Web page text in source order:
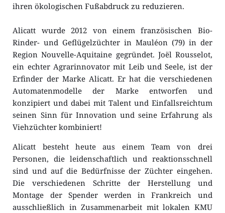
ihren ökologischen Fußabdruck zu reduzieren.
Alicatt wurde 2012 von einem französischen Bio-
Rinder- und Geflügelzüchter in Mauléon (79) in der
Region Nouvelle-Aquitaine gegründet. Joël Rousselot,
ein echter Agrarinnovator mit Leib und Seele, ist der
Erfinder der Marke Alicatt. Er hat die verschiedenen
Automatenmodelle der Marke entworfen und
konzipiert und dabei mit Talent und Einfallsreichtum
seinen Sinn für Innovation und seine Erfahrung als
Viehzüchter kombiniert!
Alicatt besteht heute aus einem Team von drei
Personen, die leidenschaftlich und reaktionsschnell
sind und auf die Bedürfnisse der Züchter eingehen.
Die verschiedenen Schritte der Herstellung und
Montage der Spender werden in Frankreich und
ausschließlich in Zusammenarbeit mit lokalen KMU